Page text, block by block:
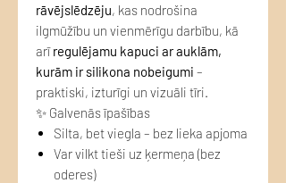
rāvējslēdzēju, kas nodrošina
ilgmūžību un vienmērīgu darbību, kā
arīregulējamu kapuci ar auklām,
kurām ir silikona nobeigumi –
praktiski, izturīgi un vizuāli tīri.
✨ Galvenās īpašības
Silta, bet viegla – bez lieka apjoma
Var vilkt tieši uz ķermeņa (bez
oderes)